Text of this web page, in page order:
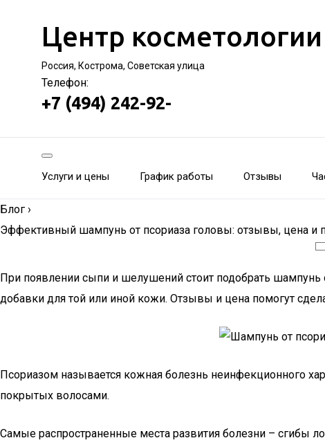
Центр
Россия, Кострома, Советская улица
Телефон:
+7 (494) 242-92-
Услуги и цены График работы Отзывы
Блог ›
Эффективный шампунь от псориаза головы: отзывы, цена и
При появлении сыпи и шелушений стоит подобрать
добавки для той или иной кожи. Отзывы и цена помогут
Псориазом называется кожная болезнь неинфекционного
покрытых волосами.
Самые распространенные места развития болезни – сгибы